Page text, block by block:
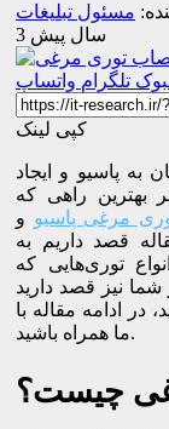
مسئول تبلیغات
3 سال پیش
تلگرام واتساپ
کپی لینک
به پاسیو و ایجاد
راهی که
مرغی پاسیو و
قصد داریم به
توری‌هایی که
شما نیز قصد دارید
ادامه مقاله با
ما همراه باشید.
چیست؟